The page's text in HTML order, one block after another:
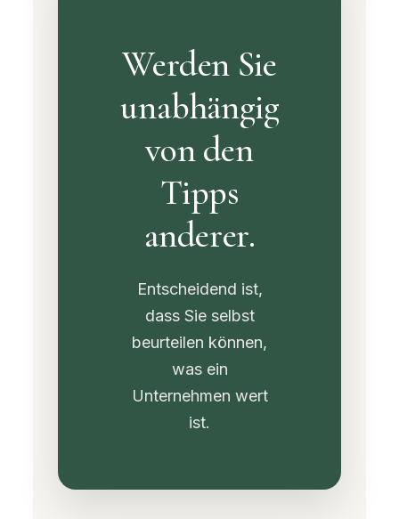
Werden Sie
unabhängig
von den
Tipps
anderer.
Entscheidend ist,
dass Sie selbst
beurteilen können,
was ein
Unternehmen wert
ist.